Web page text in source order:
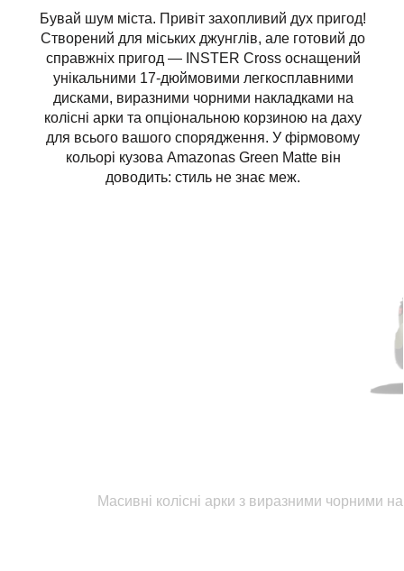
Бувай шум міста. Привіт захопливий дух пригод!
Створений для міських джунглів, але готовий до
справжніх пригод — INSTER Cross оснащений
унікальними 17-дюймовими легкосплавними
дисками, виразними чорними накладками на
колісні арки та опціональною корзиною на даху
для всього вашого спорядження. У фірмовому
кольорі кузова Amazonas Green Matte він
доводить: стиль не знає меж.
Масивні колісні арки з виразними чорними